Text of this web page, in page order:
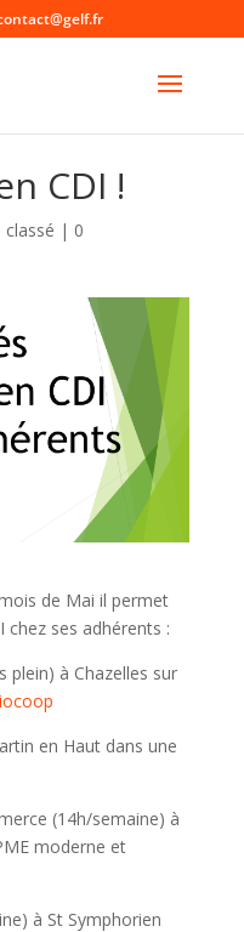
CDI !
classé | 0
de Mai il permet
chez ses adhérents :
plein) à Chazelles sur
en Haut dans une
(14h/semaine) à
moderne et
à St Symphorien